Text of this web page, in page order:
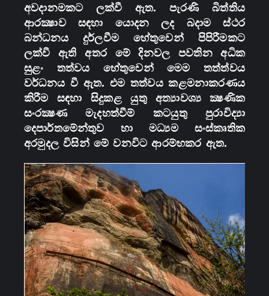
අවදානමකට ලක්වී ඇත. පැරණි බිත්තිය
ආරක්‍ෂාව සඳහා යොදන ලද බදාම ස්ථර
බන්ධනය දුර්ලවීම හේතුවෙන් පිපිරීමකට
ලක්වී ඇති අතර මේ දිනවල පවතින අධික
සුළං තත්වය හේතුවෙන් මෙම තත්ත්වය
වර්ධනය වී ඇත. එම තත්වය කළමනාකරණය
කිරීම සඳහා සිදුකළ යුතු අත්‍යාවශ්‍ය ක්‍ෂණික
සංරක්‍ෂණ මැදහත්වීම් කටයුතු පුරාවිද්‍යා
දෙපාර්තමේන්තුව හා මධ්‍යම සංස්කෘතික
අරමුදල විසින් මේ වනවිට ආරම්භකර ඇත.